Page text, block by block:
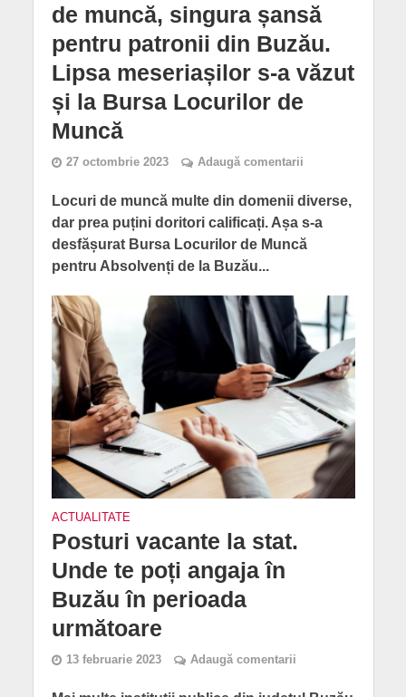
de muncă, singura șansă
pentru patronii din Buzău.
Lipsa meseriașilor s-a văzut
și la Bursa Locurilor de
Muncă
27 octombrie 2023 Adaugă comentarii
Locuri de muncă multe din domenii diverse,
dar prea puțini doritori calificați. Așa s-a
desfășurat Bursa Locurilor de Muncă
pentru Absolvenți de la Buzău...
ACTUALITATE
Posturi vacante la stat.
Unde te poți angaja în
Buzău în perioada
următoare
13 februarie 2023 Adaugă comentarii